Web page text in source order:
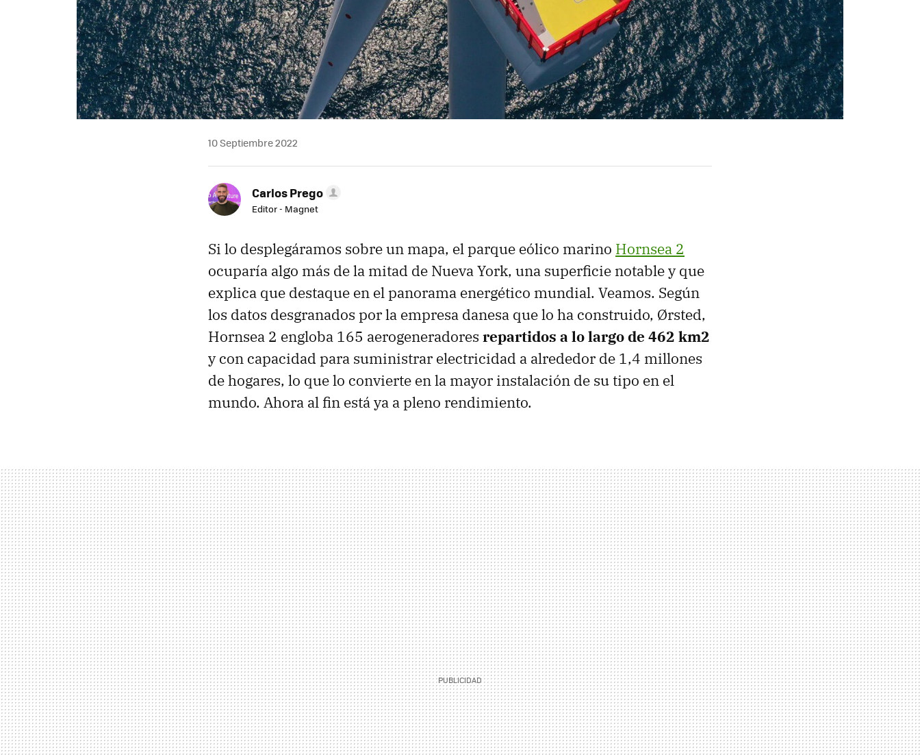
10 Septiembre 2022
Carlos Prego
Editor - Magnet
Si lo desplegáramos sobre un mapa, el parque eólico marino Hornsea 2
ocuparía algo más de la mitad de Nueva York, una superficie notable y que
explica que destaque en el panorama energético mundial. Veamos. Según
los datos desgranados por la empresa danesa que lo ha construido, Ørsted,
Hornsea 2 engloba 165 aerogeneradores repartidos a lo largo de 462 km2
y con capacidad para suministrar electricidad a alrededor de 1,4 millones
de hogares, lo que lo convierte en la mayor instalación de su tipo en el
mundo. Ahora al fin está ya a pleno rendimiento.